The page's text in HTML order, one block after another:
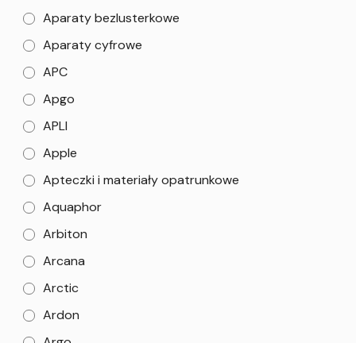
Aparaty bezlusterkowe
Aparaty cyfrowe
APC
Apgo
APLI
Apple
Apteczki i materiały opatrunkowe
Aquaphor
Arbiton
Arcana
Arctic
Ardon